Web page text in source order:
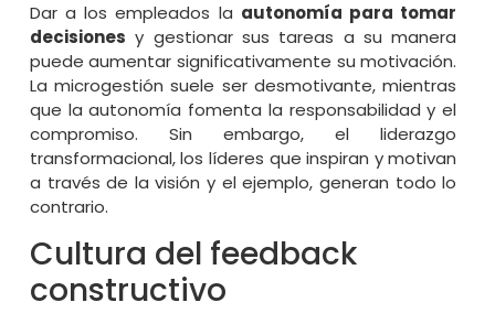
Dar a los empleados la autonomía para tomar
decisiones y gestionar sus tareas a su manera
puede aumentar significativamente su motivación.
La microgestión suele ser desmotivante, mientras
que la autonomía fomenta la responsabilidad y el
compromiso. Sin embargo, el liderazgo
transformacional, los líderes que inspiran y motivan
a través de la visión y el ejemplo, generan todo lo
contrario.
Cultura del feedback
constructivo